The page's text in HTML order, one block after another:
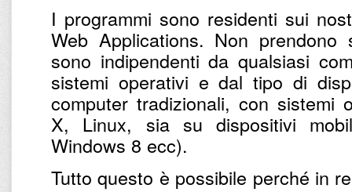
I programmi sono residenti sui
Web Applications. Non
sono indipendenti da qualsiasi
sistemi operativi e dal tipo di
computer tradizionali, con sistemi
X, Linux, sia su dispositivi
Windows 8 ecc).
Tutto questo è possibile perché in